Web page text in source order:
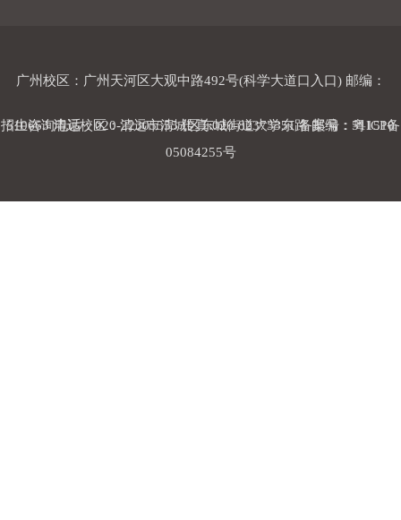
广州校区：广州天河区大观中路492号(科学大道口入口) 邮编：
510663 清远校区：清远市清城区东城街道大学东路 邮编：511510
招生咨询电话：020-22305555 传真:020-82373351备案号：粤ICP备
05084255号